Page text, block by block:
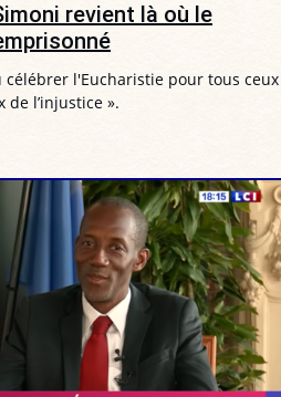
revient là où le
l'Eucharistie pour tous ceux
l’injustice ».